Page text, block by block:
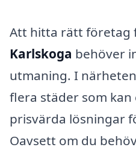
Att hitta rätt företag
Karlskoga behöver
utmaning. I
flera städer som
prisvärda lösningar
Oavsett om du